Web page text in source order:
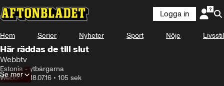
Logga in
Hem Serier Nyheter Sport Nöje Livsstil
Här räddas de till slut
Webbtv
Estonia - ytbärgarna
Webbtv • 18.07.16 • 105 sek
Se mer